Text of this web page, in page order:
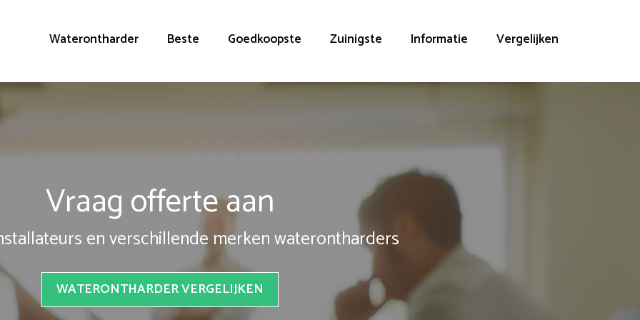
Waterontharder Beste Goedkoopste Zuinigste Informatie Vergelijken
Vraag offerte aan
en verschillende merken waterontharders
WATERONTHARDER VERGELIJKEN